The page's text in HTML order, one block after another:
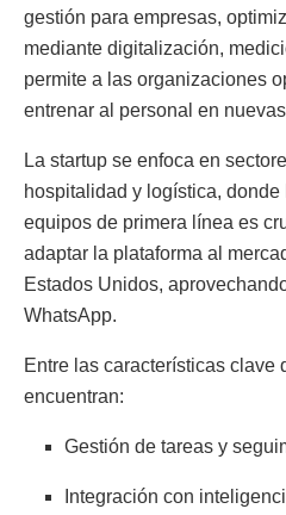
gestión para empresas,
mediante digitalización,
permite a las organizaciones
entrenar al personal en
La startup se enfoca en
hospitalidad y logística,
equipos de primera línea es
adaptar la plataforma al
Estados Unidos,
WhatsApp.
Entre las características clave
encuentran:
Gestión de tareas y
Integración con